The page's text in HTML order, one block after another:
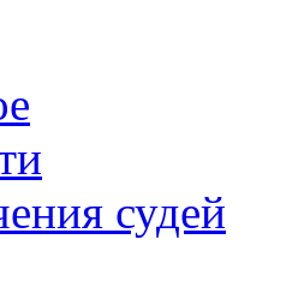
судей